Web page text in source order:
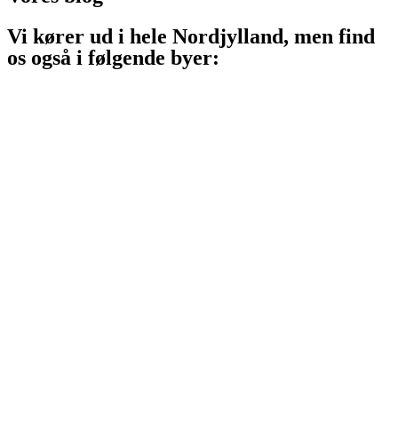
Vi kører ud i hele Nordjylland, men find
os også i følgende byer: